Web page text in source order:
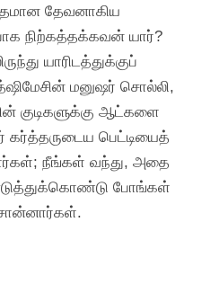
தேவனாகிய
நிற்கத்தக்கவன் யார்?
யாரிடத்துக்குப்
மனுஷர் சொல்லி,
குடிகளுக்கு ஆட்களை
கர்த்தருடைய பெட்டியைத்
நீங்கள் வந்து, அதை
போங்கள்